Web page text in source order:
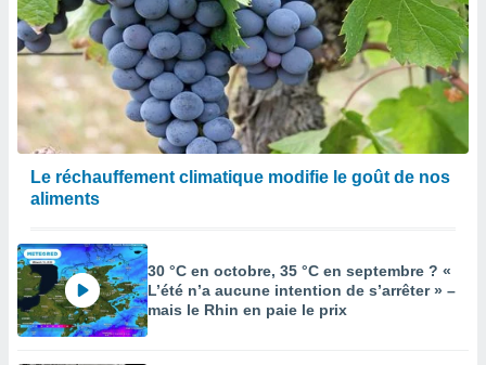
Le réchauffement climatique modifie le goût de nos
aliments
30 °C en octobre, 35 °C en septembre ? «
L’été n’a aucune intention de s’arrêter » –
mais le Rhin en paie le prix